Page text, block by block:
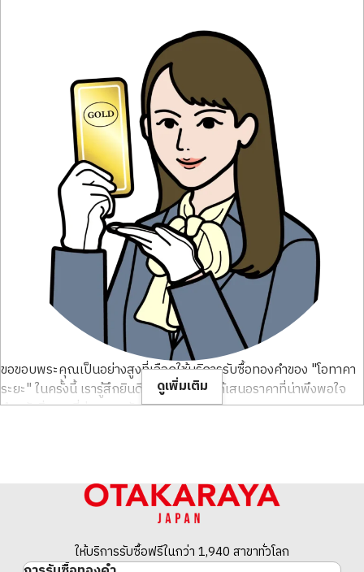
ขอขอบพระคุณเป็นอย่างสูงที่เลือกใช้บริการรับซื้อทองคำของ "โอทาคา
ระยะ" ในครั้งนี้ เรารู้สึกยินดีเป็นอย่างยิ่งที่ได้เสนอราคาที่น่าพึงพอใจ
สำหรับสิ่งของที่ท่านดูแลรักษามาเป็นอย่างดี
ถูกกำหนดโดยน้ำหนักของวัสดุ ความบริสุทธิ์ และราคาตลาดที่
เปลี่ยนแปลงไปในแต่ละวัน
ทางบริษัทเข้าใจอย่างลึกซึ้งถึงมูลค่าอันไม่เป็นสองรองใครในทองคำของ
ท่าน เราตรวจสอบราคาตลาดที่เปลี่ยนแปลงแบบเรียลไทม์อย่างแม่นยำ
ดูเพิ่มเติม
ให้บริการรับซื้อฟรีในกว่า 1,940 สาขาทั่วโลก